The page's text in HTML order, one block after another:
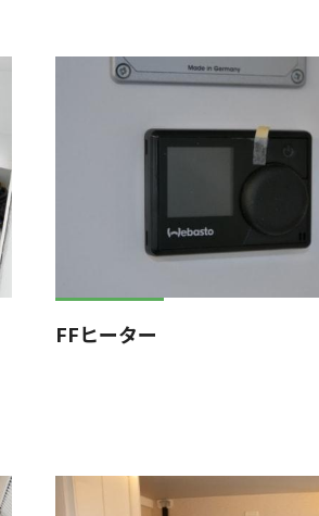
FFヒーター